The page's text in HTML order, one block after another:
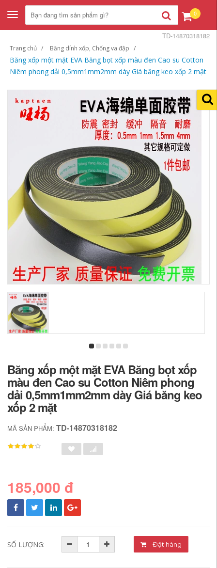
Toggle
navigation
0
Trang chủ Băng dính xốp, Chống va đập
Băng xốp một mặt EVA Băng bọt xốp màu đen Cao su Cotton
Niêm phong dải 0,5mm1mm2mm dày Giá băng keo xốp 2 mặt
TD-14870318182
Băng xốp một mặt EVA Băng bọt xốp
màu đen Cao su Cotton Niêm phong
dải 0,5mm1mm2mm dày Giá băng keo
xốp 2 mặt
MÃ SẢN PHẨM: TD-14870318182
185,000 đ
SỐ LƯỢNG: Đặt hàng